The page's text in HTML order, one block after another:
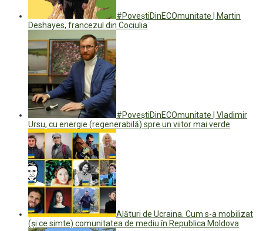
#PoveștiDinECOmunitate | Martin
Deshayes, francezul din Cociulia
#PoveștiDinECOmunitate | Vladimir
Ursu, cu energie (regenerabilă) spre un viitor mai verde
Alături de Ucraina. Cum s-a mobilizat
(și ce simte) comunitatea de mediu în Republica Moldova